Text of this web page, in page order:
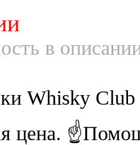
в
Whisky